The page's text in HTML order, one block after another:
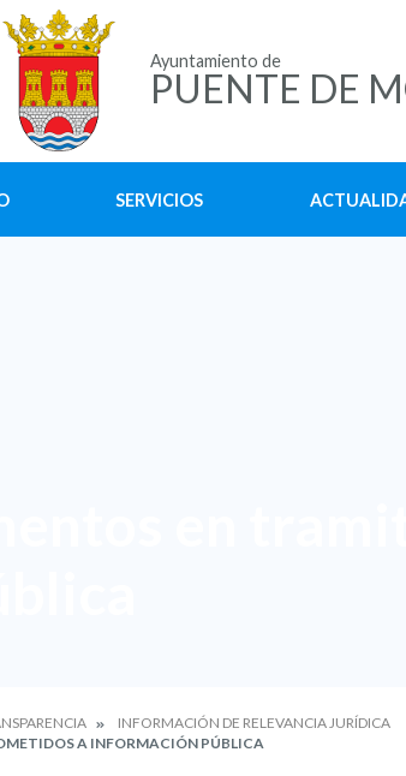
Ayuntamiento de
PUENTE DE
SERVICIOS
INFORMACIÓN DE RELEVANCIA JURÍDICA
A INFORMACIÓN PÚBLICA